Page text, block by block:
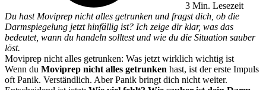
3 Min. Lesezeit
Du hast Moviprep nicht alles getrunken und fragst dich, ob die
Darmspiegelung jetzt hinfällig ist? Ich zeige dir klar, was das
bedeutet, wann du handeln solltest und wie du die Situation sauber
löst.
Moviprep nicht alles getrunken: Was jetzt wirklich wichtig ist
Wenn du Moviprep nicht alles getrunken hast, ist der erste Impuls
oft Panik. Verständlich. Aber Panik bringt dich nicht weiter.